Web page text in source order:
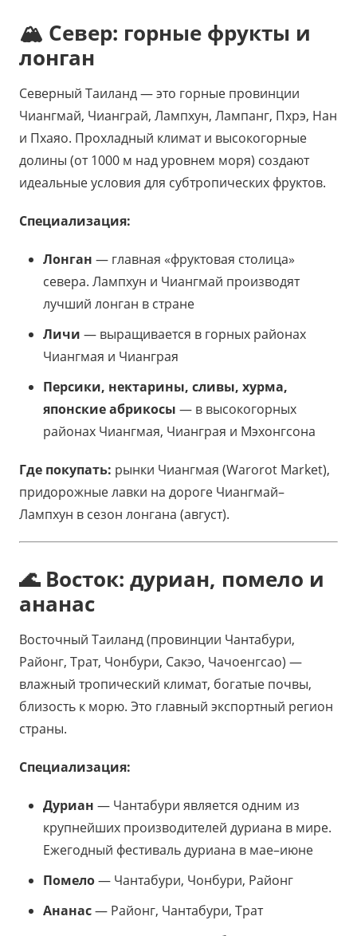
🏔️ Север: горные фрукты и
лонган
Северный Таиланд — это горные провинции
Чиангмай, Чианграй, Лампхун, Лампанг, Пхрэ, Нан
и Пхаяо. Прохладный климат и высокогорные
долины (от 1000 м над уровнем моря) создают
идеальные условия для субтропических фруктов.
Специализация:
Лонган — главная «фруктовая столица»
севера. Лампхун и Чиангмай производят
лучший лонган в стране
Личи — выращивается в горных районах
Чиангмая и Чианграя
Персики, нектарины, сливы, хурма,
японские абрикосы — в высокогорных
районах Чиангмая, Чианграя и Мэхонгсона
Где покупать: рынки Чиангмая (Warorot Market),
придорожные лавки на дороге Чиангмай–
Лампхун в сезон лонгана (август).
🌊 Восток: дуриан, помело и
ананас
Восточный Таиланд (провинции Чантабури,
Районг, Трат, Чонбури, Сакэо, Чачоенгсао) —
влажный тропический климат, богатые почвы,
близость к морю. Это главный экспортный регион
страны.
Специализация:
Дуриан — Чантабури является одним из
крупнейших производителей дуриана в мире.
Ежегодный фестиваль дуриана в мае–июне
Помело— Чантабури, Чонбури, Районг
Ананас— Районг, Чантабури, Трат